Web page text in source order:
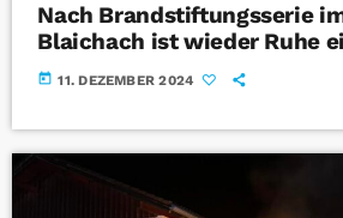
Nach Brandstiftungsserie
Blaichach ist wieder Ruhe
today 11. DEZEMBER 2024